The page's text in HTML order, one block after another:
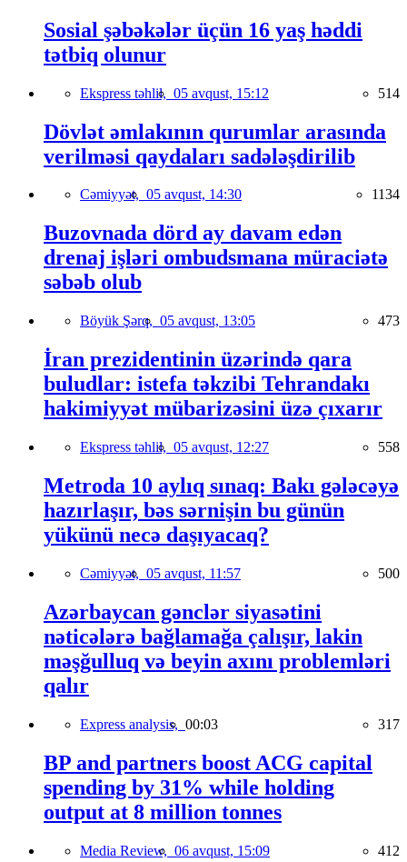
Sosial şəbəkələr üçün 16 yaş həddi
tətbiq olunur
Ekspress təhlil, 05 avqust, 15:12 514
Dövlət əmlakının qurumlar arasında
verilməsi qaydaları sadələşdirilib
Cəmiyyət, 05 avqust, 14:30 1134
Buzovnada dörd ay davam edən
drenaj işləri ombudsmana müraciətə
səbəb olub
Böyük Şərq, 05 avqust, 13:05 473
İran prezidentinin üzərində qara
buludlar: istefa təkzibi Tehrandakı
hakimiyyət mübarizəsini üzə çıxarır
Ekspress təhlil, 05 avqust, 12:27 558
Metroda 10 aylıq sınaq: Bakı gələcəyə
hazırlaşır, bəs sərnişin bu günün
yükünü necə daşıyacaq?
Cəmiyyət, 05 avqust, 11:57 500
Azərbaycan gənclər siyasətini
nəticələrə bağlamağa çalışır, lakin
məşğulluq və beyin axını problemləri
qalır
Express analysis, 00:03 317
BP and partners boost ACG capital
spending by 31% while holding
output at 8 million tonnes
Media Review, 06 avqust, 15:09 412